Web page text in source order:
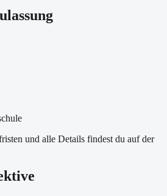
und alle Details findest du auf der